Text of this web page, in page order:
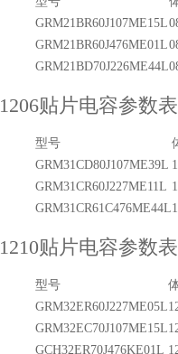
GRM21BR60J107ME15L
GRM21BR60J476ME01L
GRM21BD70J226ME44L
1206贴片电容参数表
型号
GRM31CD80J107ME39L
GRM31CR60J227ME11L
GRM31CR61C476ME44L
1210贴片电容参数表
型号
GRM32ER60J227ME05L
GRM32EC70J107ME15L
GCH32ER70J476KE01L